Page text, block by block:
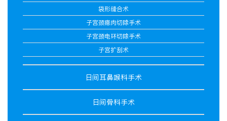
袋形缝合术
子宫颈瘜肉切除手术
子宫颈电环切除手术
子宫扩刮术
日间耳鼻喉科手术
日间骨科手术